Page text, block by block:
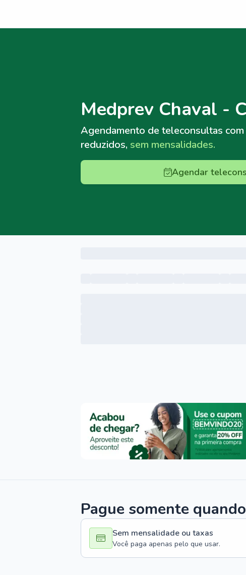
Medprev Chaval -
Agendamento de teleconsultas
reduzidos, sem mensalidades.
Agendar
Pague somente
Sem mensalidade ou taxas
Você paga apenas pelo que usar.